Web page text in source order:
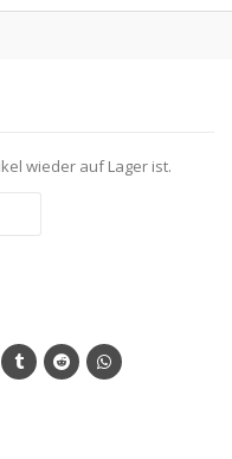
wieder auf Lager ist.